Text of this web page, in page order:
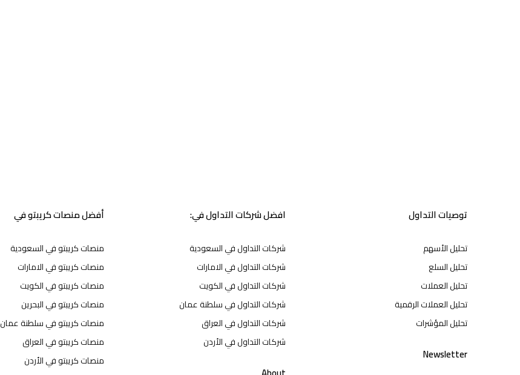
توصيات التداول
تحليل الأسهم
تحليل السلع
تحليل العملات
تحليل العملات الرقمية
تحليل المؤشرات
Newsletter
افضل شركات التداول في:
شركات التداول في السعودية
شركات التداول في الامارات
شركات التداول في الكويت
شركات التداول في سلطنة عمان
شركات التداول في العراق
شركات التداول في الأردن
أفضل منصات كريبتو في
منصات كريبتو في السعودية
منصات كريبتو في الامارات
منصات كريبتو في الكويت
منصات كريبتو في البحرين
منصات كريبتو في سلطنة عمان
منصات كريبتو في العراق
منصات كريبتو في الأردن